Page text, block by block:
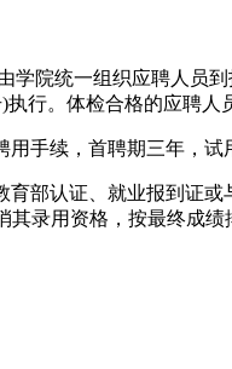
院统一组织应聘人员
行。体检合格的应聘人
续，首聘期三年，试
认证、就业报到证或
录用资格，按最终成绩